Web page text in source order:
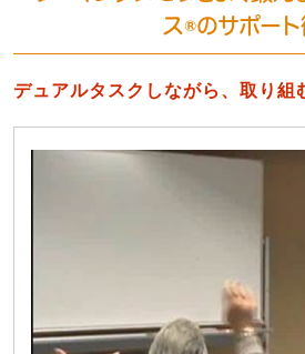
ス®のサポート
デュアルタスク しながら、取り組